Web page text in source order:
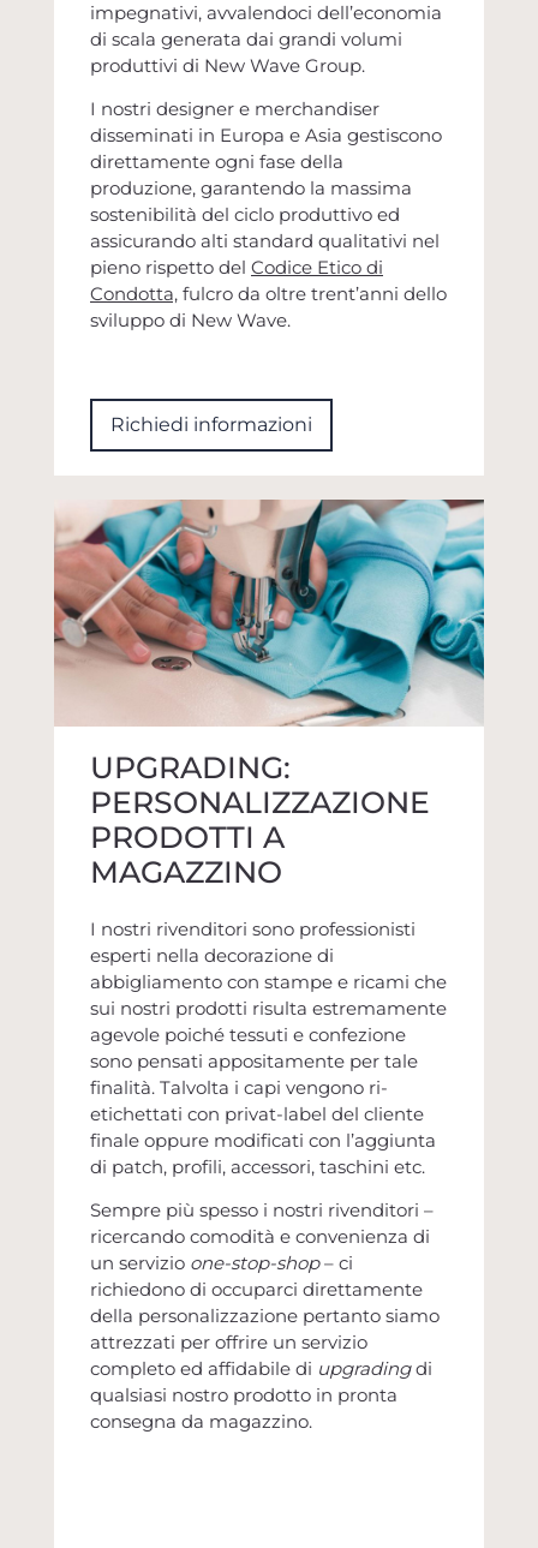
impegnativi, avvalendoci dell’economia
di scala generata dai grandi volumi
produttivi di New Wave Group.
I nostri designer e merchandiser
disseminati in Europa e Asia gestiscono
direttamente ogni fase della
produzione, garantendo la massima
sostenibilità del ciclo produttivo ed
assicurando alti standard qualitativi nel
pieno rispetto del Codice Etico di
Condotta, fulcro da oltre trent’anni dello
sviluppo di New Wave.
Richiedi informazioni
UPGRADING:
PERSONALIZZAZIONE
PRODOTTI A
MAGAZZINO
I nostri rivenditori sono professionisti
esperti nella decorazione di
abbigliamento con stampe e ricami che
sui nostri prodotti risulta estremamente
agevole poiché tessuti e confezione
sono pensati appositamente per tale
finalità. Talvolta i capi vengono ri-
etichettati con privat-label del cliente
finale oppure modificati con l’aggiunta
di patch, profili, accessori, taschini etc.
Sempre più spesso i nostri rivenditori –
ricercando comodità e convenienza di
un servizio one-stop-shop– ci
richiedono di occuparci direttamente
della personalizzazione pertanto siamo
attrezzati per offrire un servizio
completo ed affidabile di upgradingdi
qualsiasi nostro prodotto in pronta
consegna da magazzino.